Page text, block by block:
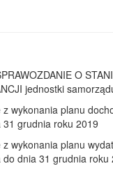
O
jednostki
wykonania planu
grudnia roku 2019
wykonania planu
dnia 31 grudnia roku